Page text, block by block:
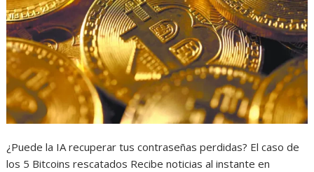
¿Puede la IA recuperar tus contraseñas perdidas? El caso de
los 5 Bitcoins rescatados Recibe noticias al instante en